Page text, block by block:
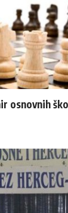
osnovnih